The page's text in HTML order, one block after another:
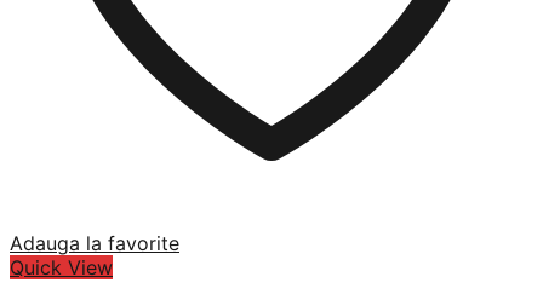
Adauga la favorite
Quick View